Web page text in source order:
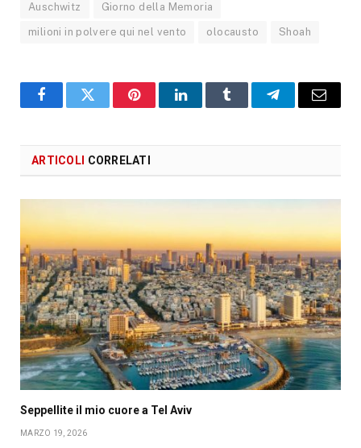
Auschwitz Giorno della Memoria
milioni in polvere qui nel vento olocausto Shoah
Facebook
X PinterestLinkedInTumblr TelegramEmail
ARTICOLI CORRELATI
Seppellite il mio cuore a Tel Aviv
MARZO 19, 2026